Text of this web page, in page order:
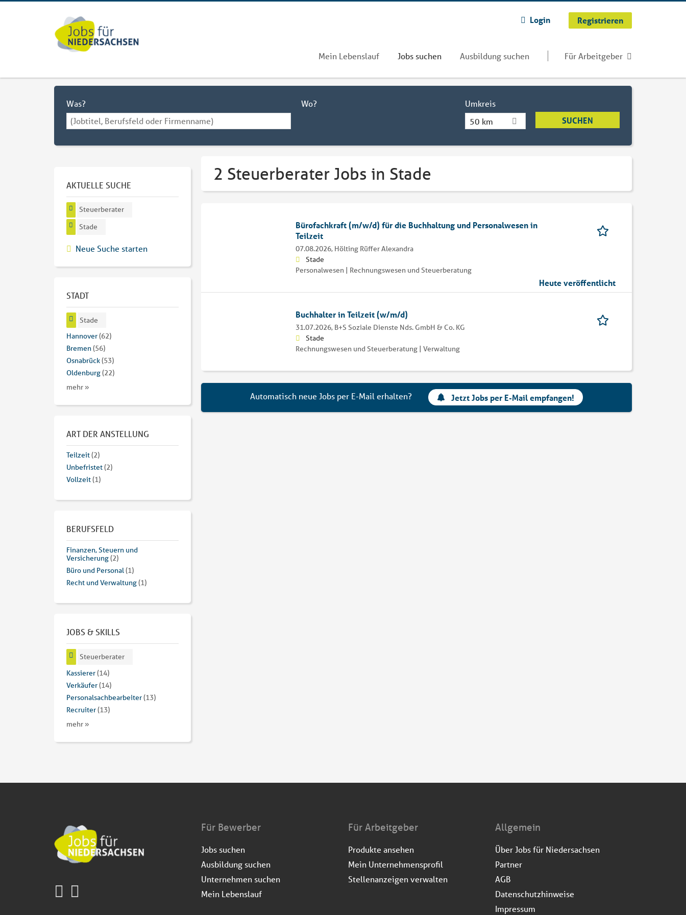
Login Registrieren
Mein Lebenslauf Jobs suchen Ausbildung suchen Für Arbeitgeber
Was? Wo?
Umkreis
50 km
2 Steuerberater Jobs in Stade
Bürofachkraft (m/w/d) für die Buchhaltung und Personalwesen in
Teilzeit
07.08.2026, Hölting Rüffer Alexandra
Stade
Personalwesen | Rechnungswesen und Steuerberatung
Heute veröffentlicht
Buchhalter in Teilzeit (w/m/d)
31.07.2026, B+S Soziale Dienste Nds. GmbH & Co. KG
Stade
Rechnungswesen und Steuerberatung | Verwaltung
Automatisch neue Jobs per E-Mail erhalten? Jetzt Jobs per E-Mail empfangen!
AKTUELLE SUCHE
Steuerberater
Stade
Neue Suche starten
STADT
Stade
Hannover(62)
Bremen(56)
Osnabrück(53)
Oldenburg(22)
mehr »
ART DER ANSTELLUNG
Teilzeit(2)
Unbefristet(2)
Vollzeit(1)
BERUFSFELD
Finanzen, Steuern und
Versicherung(2)
Büro und Personal(1)
Recht und Verwaltung(1)
JOBS & SKILLS
Steuerberater
Kassierer(14)
Verkäufer(14)
Personalsachbearbeiter(13)
Recruiter(13)
mehr »
Für Bewerber
Jobs suchen
Ausbildung suchen
Unternehmen suchen
Mein Lebenslauf
Für Arbeitgeber
Produkte ansehen
Mein Unternehmensprofil
Stellenanzeigen verwalten
Allgemein
Über Jobs für Niedersachsen
Partner
AGB
Datenschutzhinweise
Impressum